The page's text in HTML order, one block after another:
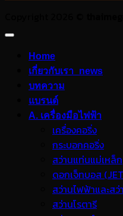
Home
เกี่ยวกับเรา_news
บทความ
แบรนด์
A. เครื่องมือไฟฟ้า
เครื่องคอริ่ง
กระบอกคอริ่ง
สว่านแท่นแม่เหล็ก
ดอกเจ็ทบอส
สว่านไฟฟ้าและสว่
สว่านโรตารี